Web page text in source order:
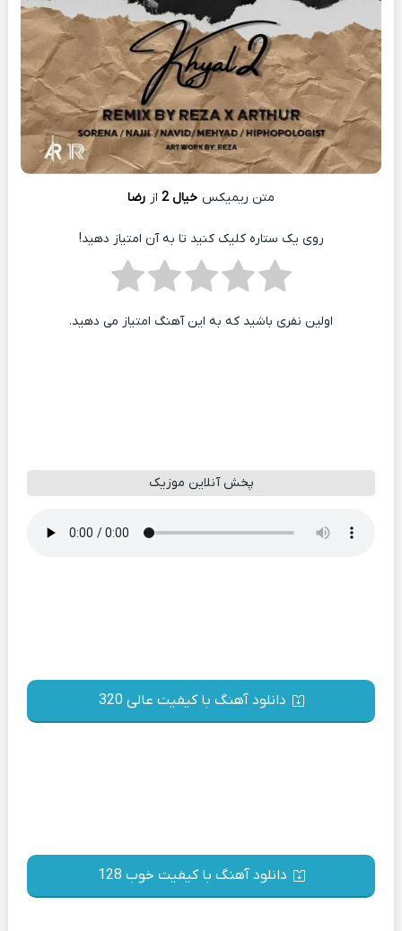
متن ریمیکس خیال 2 از رضا
روی یک ستاره کلیک کنید تا به آن امتیاز دهید!
اولین نفری باشید که به این آهنگ امتیاز می دهید.
پخش آنلاین موزیک
دانلود آهنگ با کیفیت عالی 320
دانلود آهنگ با کیفیت خوب 128